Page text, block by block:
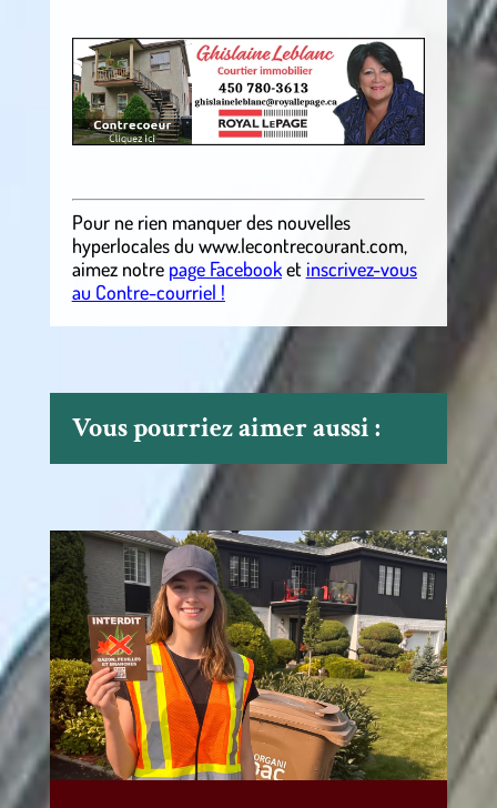
Pour ne rien manquer des nouvelles
hyperlocalesdu www.lecontrecourant.com,
aimez notre page Facebooket inscrivez-vous
au Contre-courriel !
Vous pourriez aimer aussi :